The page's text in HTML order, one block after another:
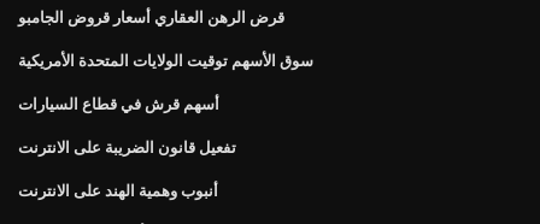
قرض الرهن العقاري أسعار قروض الجامبو
سوق الأسهم توقيت الولايات المتحدة الأمريكية
أسهم قرش في قطاع السيارات
تفعيل قانون الضريبة على الانترنت
أنبوب وهمية الهند على الانترنت